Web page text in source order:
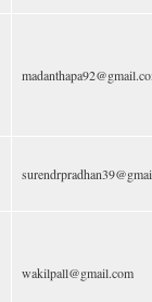
wakilpall@gmail.com